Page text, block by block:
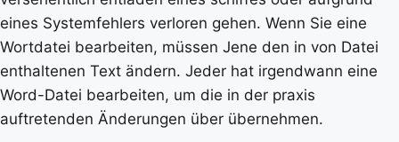
eines Systemfehlers verloren gehen. Wenn Sie eine
Wortdatei bearbeiten, müssen Jene den in von Datei
enthaltenen Text ändern. Jeder hat irgendwann eine
Word-Datei bearbeiten, um die in der praxis
auftretenden Änderungen über übernehmen.